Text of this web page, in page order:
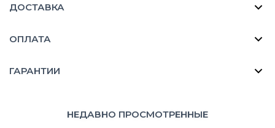
ДОСТАВКА
ОПЛАТА
ГАРАНТИИ
НЕДАВНО ПРОСМОТРЕННЫЕ